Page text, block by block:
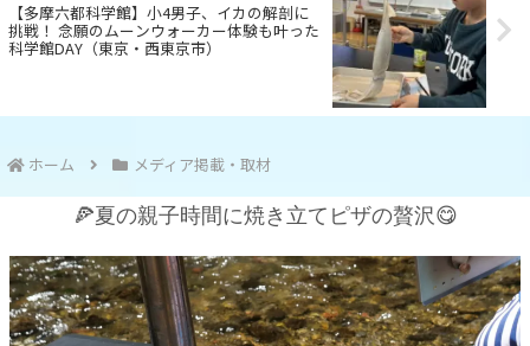
【多摩六都科学館】小4男子、イカの解剖に
挑戦！ 念願のムーンウォーカー体験も叶った
科学館DAY（東京・西東京市）
ホーム メディア掲載・取材
🍕夏の親子時間に焼き立てピザの贅沢😋